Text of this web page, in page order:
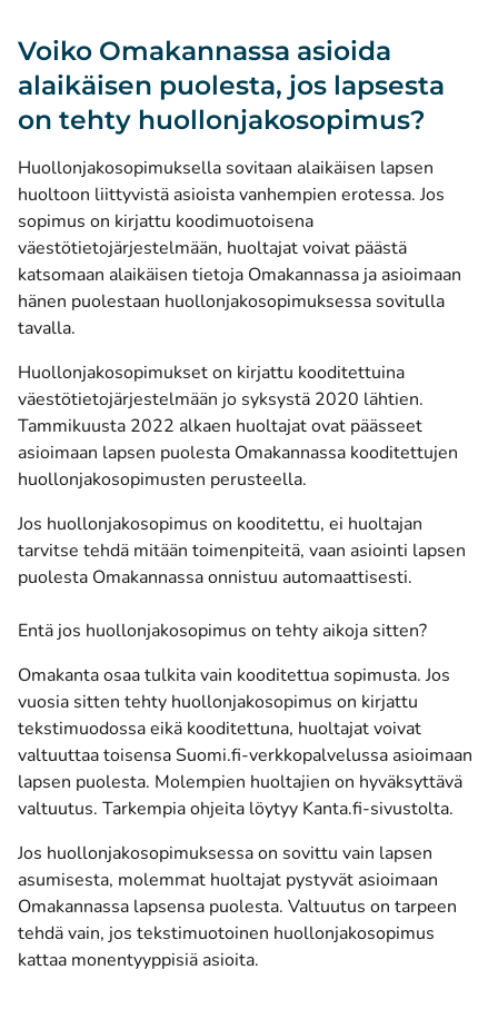
Voiko Omakannassa asioida
alaikäisen puolesta, jos lapsesta
on tehty huollonjakosopimus?
Huollonjakosopimuksella sovitaan alaikäisen lapsen
huoltoon liittyvistä asioista vanhempien erotessa. Jos
sopimus on kirjattu koodimuotoisena
väestötietojärjestelmään, huoltajat voivat päästä
katsomaan alaikäisen tietoja Omakannassa ja asioimaan
hänen puolestaan huollonjakosopimuksessa sovitulla
tavalla.
Huollonjakosopimukset on kirjattu kooditettuina
väestötietojärjestelmään jo syksystä 2020 lähtien.
Tammikuusta 2022 alkaen huoltajat ovat päässeet
asioimaan lapsen puolesta Omakannassa kooditettujen
huollonjakosopimusten perusteella.
Jos huollonjakosopimus on kooditettu, ei huoltajan
tarvitse tehdä mitään toimenpiteitä, vaan asiointi lapsen
puolesta Omakannassa onnistuu automaattisesti.
Entä jos huollonjakosopimus on tehty aikoja sitten?
Omakanta osaa tulkita vain kooditettua sopimusta. Jos
vuosia sitten tehty huollonjakosopimus on kirjattu
tekstimuodossa eikä kooditettuna, huoltajat voivat
valtuuttaa toisensa Suomi.fi-verkkopalvelussa asioimaan
lapsen puolesta. Molempien huoltajien on hyväksyttävä
valtuutus. Tarkempia ohjeita löytyy Kanta.fi-sivustolta.
Jos huollonjakosopimuksessa on sovittu vain lapsen
asumisesta, molemmat huoltajat pystyvät asioimaan
Omakannassa lapsensa puolesta. Valtuutus on tarpeen
tehdä vain, jos tekstimuotoinen huollonjakosopimus
kattaa monentyyppisiä asioita.